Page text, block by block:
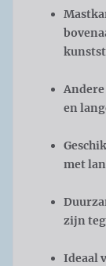
en
met
zijn
Ideaal